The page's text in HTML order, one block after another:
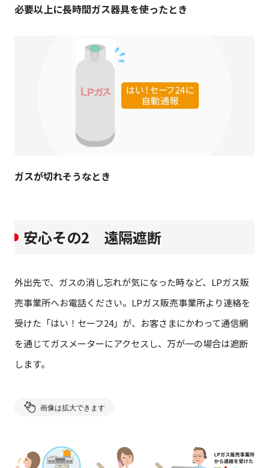
必要以上に長時間ガス器具を使ったとき
ガスが切れそうなとき
安心その2 遠隔遮断
外出先で、ガスの消し忘れが気になった時など、LPガス販
売事業所へお電話ください。LPガス販売事業所より連絡を
受けた「はい！セーフ24」が、お客さまにかわって通信網
を通じてガスメーターにアクセスし、万が一の場合は遮断
します。